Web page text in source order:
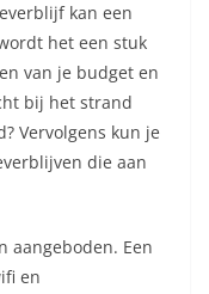
kan een
het een stuk
van je budget en
bij het strand
Vervolgens kun je
die aan
aangeboden. Een
en